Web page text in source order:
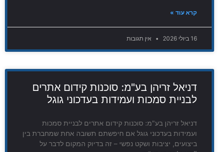
קרא עוד »
16 ביולי 2026 אין תגובות
דניאל זריהן בע"מ: סוכנות קידום אתרים
לבניית סמכות ועמידות בעדכוני גוגל
דניאל זריהן בע"מ: סוכנות קידום אתרים לבניית סמכות
ועמידות בעדכוני גוגל אם חיפשתם תשובה אחת שמחברת בין
ביצועים, יציבות ושקט נפשי – זה בדיוק המקום לדבר על